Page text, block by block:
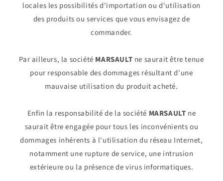
locales les possibilités d'importation ou d'utilisation
des produits ou services que vous envisagez de
commander.
Par ailleurs, la société MARSAULT ne saurait être tenue
pour responsable des dommages résultant d'une
mauvaise utilisation du produit acheté.
Enfin la responsabilité de la société MARSAULT ne
saurait être engagée pour tous les inconvénients ou
dommages inhérents à l'utilisation du réseau Internet,
notamment une rupture de service, une intrusion
extérieure ou la présence de virus informatiques.